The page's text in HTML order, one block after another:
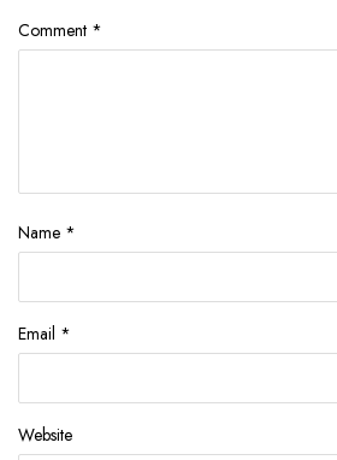
Comment *
Name *
Email *
Website